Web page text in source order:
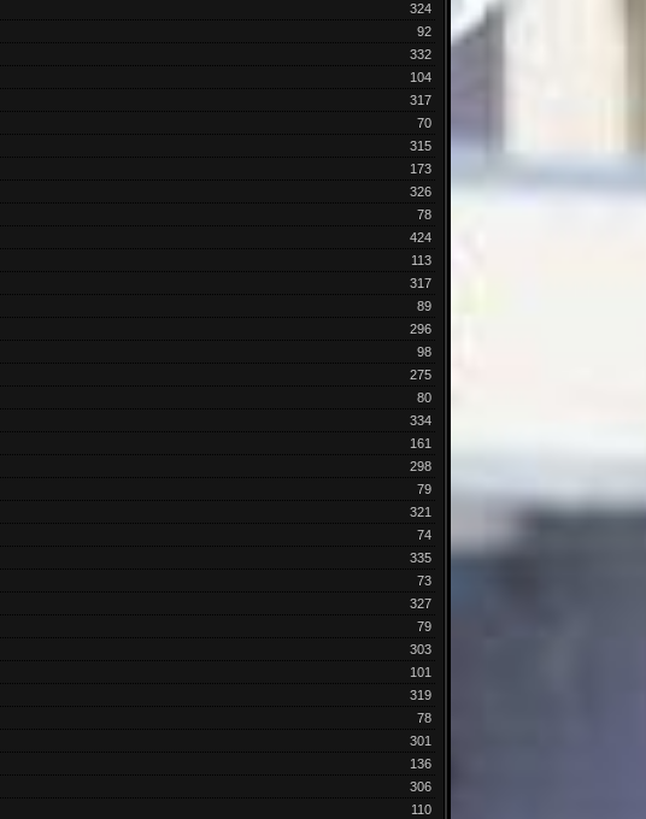
324
92
332
104
317
70
315
173
326
78
424
113
317
89
296
98
275
80
334
161
298
79
321
74
335
73
327
79
303
101
319
78
301
136
306
110